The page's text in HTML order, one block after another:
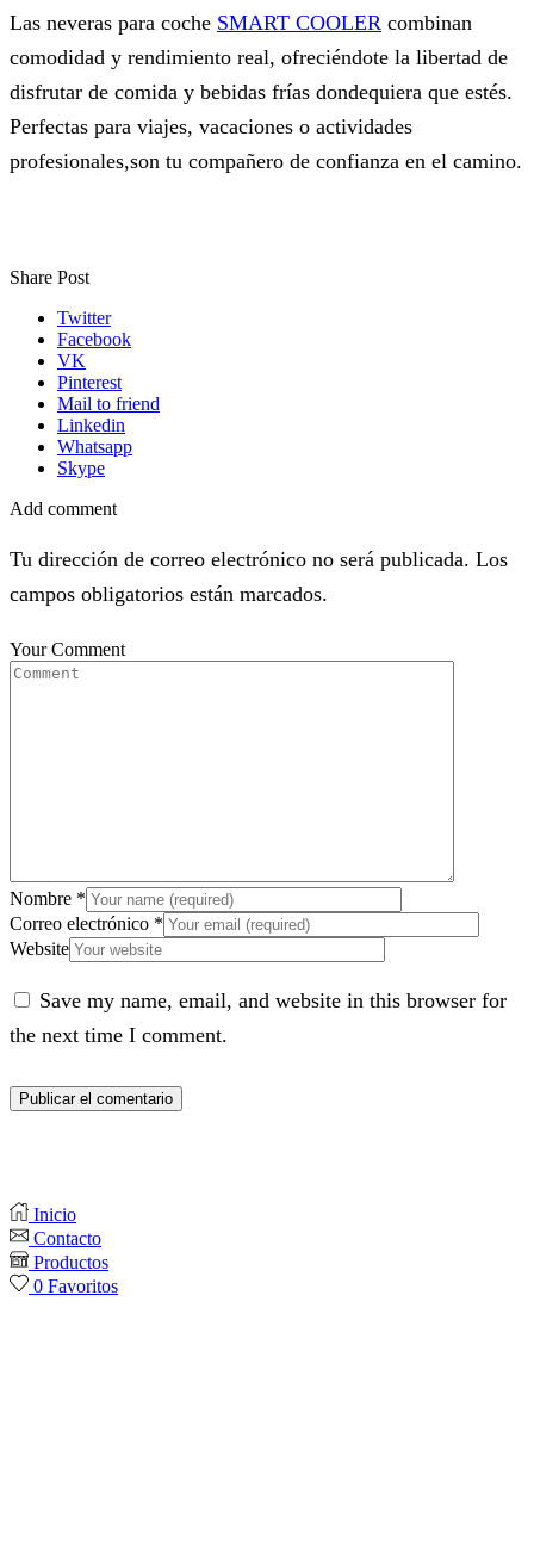
Las neveras para coche SMART COOLER combinan
comodidad y rendimiento real, ofreciéndote la libertad de
disfrutar de comida y bebidas frías dondequiera que estés.
Perfectas para viajes, vacaciones o actividades
profesionales,son tu compañero de confianza en el camino.
Share Post
Twitter
Facebook
VK
Pinterest
Mail to friend
Linkedin
Whatsapp
Skype
Add comment
Tu dirección de correo electrónico no será publicada. Los
campos obligatorios están marcados.
Your Comment
Nombre *
Correo electrónico *
Website
Save my name, email, and website in this browser for
the next time I comment.
Inicio
Contacto
Productos
0 Favoritos